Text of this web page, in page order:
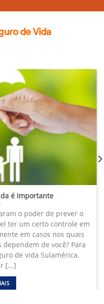
de Vida
é Importante
o poder de prever o
ter um certo controle em
em casos nos quais
de você? Para
de vida Sulamérica.
[...]